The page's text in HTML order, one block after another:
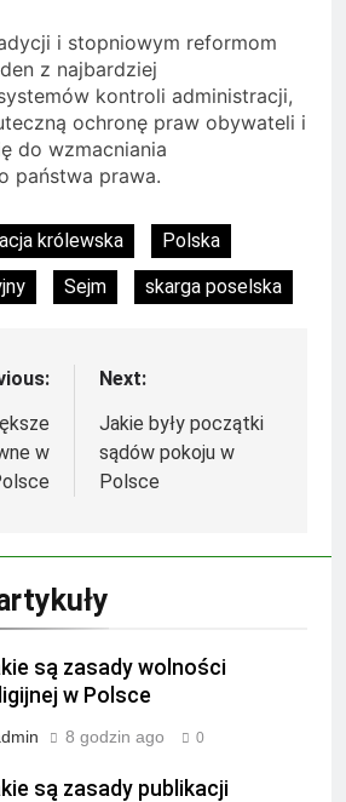
i stopniowym reformom
z najbardziej
kontroli administracji,
ochronę praw obywateli i
do wzmacniania
państwa prawa.
królewska
Polska
Sejm skarga poselska
w
Next:
Jakie były początki
sądów pokoju w
Polsce
są zasady wolności
w Polsce
8 godzin ago 0
są zasady publikacji